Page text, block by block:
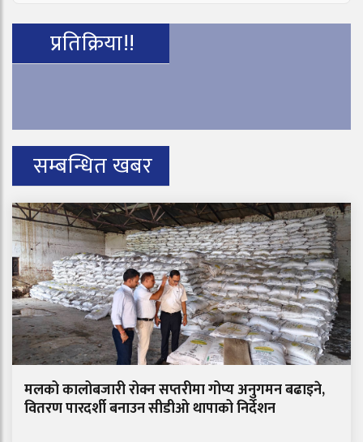
प्रतिक्रिया!!
सम्बन्धित खबर
मलको कालोबजारी रोक्न सप्तरीमा गोप्य अनुगमन बढाइने,
वितरण पारदर्शी बनाउन सीडीओ थापाको निर्देशन